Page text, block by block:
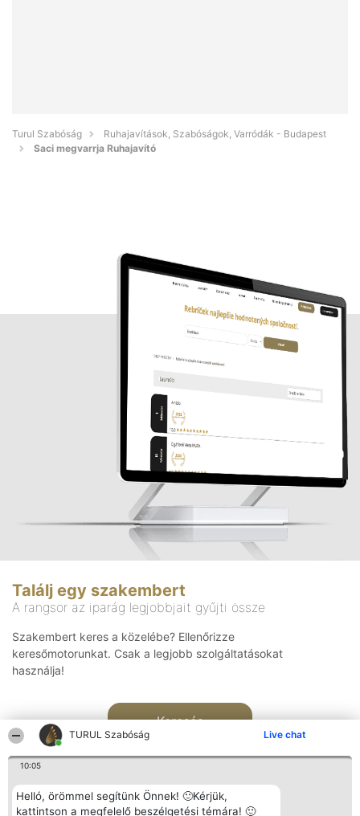
TURUL Szabóság Live chat
10:05
Helló, örömmel segítünk Önnek! 🙂Kérjük,
kattintson a megfelelő beszélgetési témára! 🙂
Turul Szabóság
Ruhajavítások, Szabóságok, Varródák - Budapest
Saci megvarrja Ruhajavító
Találj egy szakembert
A rangsor az iparág legjobbjait gyűjti össze
Szakembert keres a közelébe? Ellenőrizze
keresőmotorunkat. Csak a legjobb szolgáltatásokat
használja!
Keresés